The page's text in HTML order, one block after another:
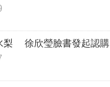
梨 徐欣瑩臉書發起認購